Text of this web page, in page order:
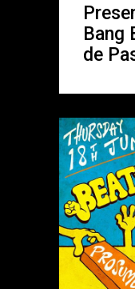
Bang
de